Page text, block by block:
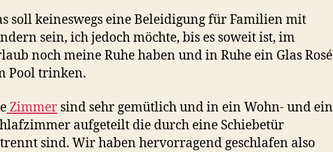
soll keineswegs eine Beleidigung für Familien mit
sein, ich jedoch möchte, bis es soweit ist, im
noch meine Ruhe haben und in Ruhe ein Glas Rosé
Pool trinken.
Zimmer sind sehr gemütlich und in ein Wohn- und ein
aufgeteilt die durch eine Schiebetür
sind. Wir haben hervorragend geschlafen also